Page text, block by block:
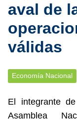
aval de
válidas
Economía Nacional
El integrante
Asamblea